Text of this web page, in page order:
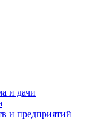
и дачи
и предприятий